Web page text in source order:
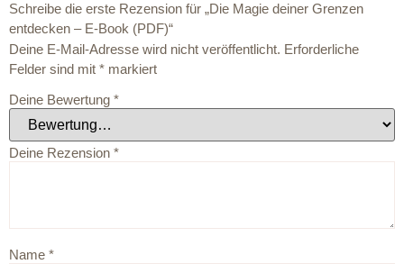
Schreibe die erste Rezension für „Die Magie deiner Grenzen
entdecken – E-Book (PDF)“
Deine E-Mail-Adresse wird nicht veröffentlicht. Erforderliche
Felder sind mit * markiert
Deine Bewertung *
Deine Rezension *
Name *